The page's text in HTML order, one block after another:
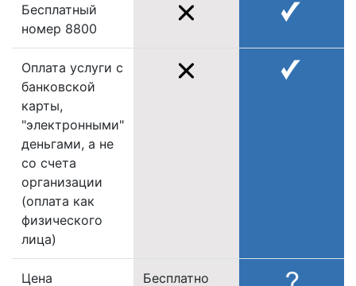
Бесплатный
номер 8800
Оплата услуги с
банковской
карты,
"электронными"
деньгами, а не
со счета
организации
(оплата как
физического
лица)
Цена Бесплатно